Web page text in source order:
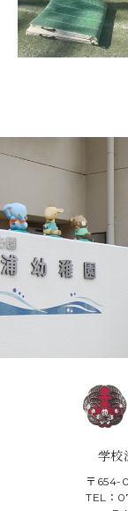
学校
〒654-
TEL：